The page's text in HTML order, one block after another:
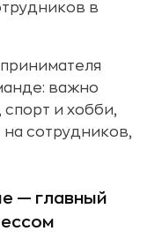
в
важно
и хобби,
сотрудников,
— главный